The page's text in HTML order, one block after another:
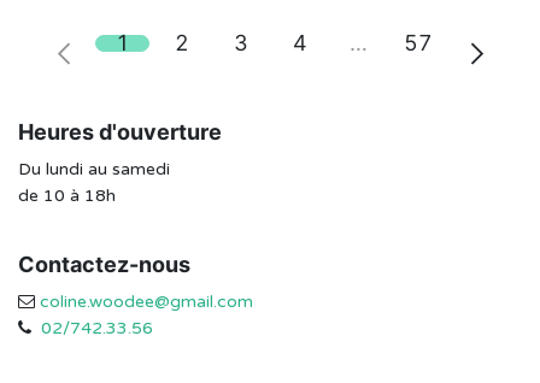
1 2 3 4 … 57
Heures d'ouverture
Du lundi au samedi
de 10 à 18h
Contactez-nous
coline.woodee@gmail.com
02/742.33.56